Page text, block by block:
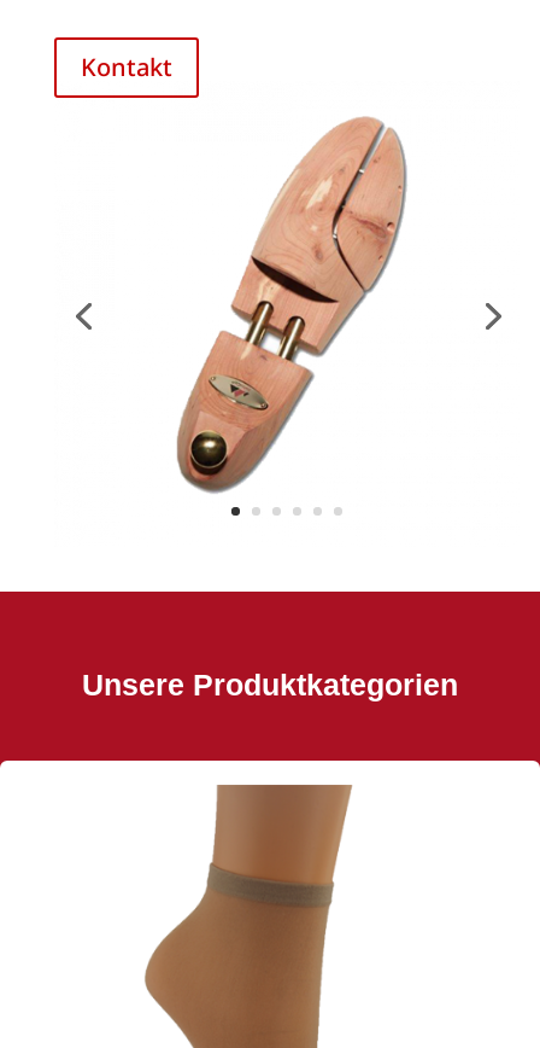
Kontakt
Unsere Produktkategorien